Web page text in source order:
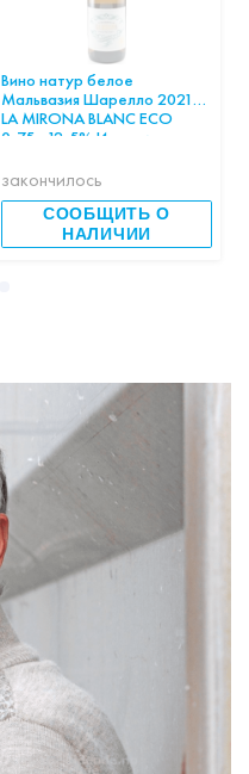
Вино натур белое
Мальвазия Шарелло 2021
LA MIRONA BLANC ECO
0,75л 12,5% Испания шт
закончилось
СООБЩИТЬ О
НАЛИЧИИ